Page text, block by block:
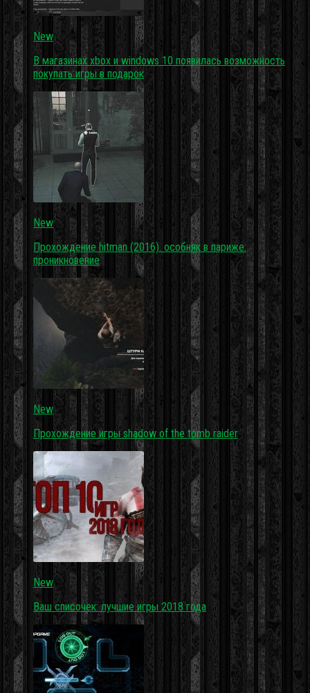
New
В магазинах xbox и windows 10 появилась возможность
покупать игры в подарок
New
Прохождение hitman (2016). особняк в париже:
проникновение
New
Прохождение игры shadow of the tomb raider
New
Ваш списочек: лучшие игры 2018 года